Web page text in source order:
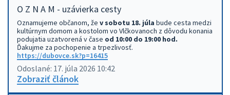
O Z N A M - uzávierka cesty
Oznamujeme občanom, že v sobotu 18. júla bude cesta medzi
kultúrnym domom a kostolom vo Vlčkovanoch z dôvodu konania
podujatia uzatvorená v čase od 10:00 do 19:00 hod.
Ďakujme za pochopenie a trpezlivosť.
https://dubovce.sk?p=16415
Odoslané: 17. júla 2026 10:42
Zobraziť článok